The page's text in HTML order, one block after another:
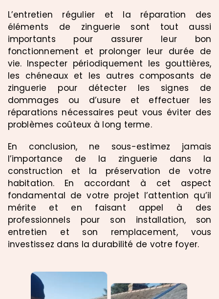
L’entretien régulier et la réparation des
éléments de zinguerie sont tout aussi
importants pour assurer leur bon
fonctionnement et prolonger leur durée de
vie. Inspecter périodiquement les gouttières,
les chéneaux et les autres composants de
zinguerie pour détecter les signes de
dommages ou d’usure et effectuer les
réparations nécessaires peut vous éviter des
problèmes coûteux à long terme.
En conclusion, ne sous-estimez jamais
l’importance de la zinguerie dans la
construction et la préservation de votre
habitation. En accordant à cet aspect
fondamental de votre projet l’attention qu’il
mérite et en faisant appel à des
professionnels pour son installation, son
entretien et son remplacement, vous
investissez dans la durabilité de votre foyer.